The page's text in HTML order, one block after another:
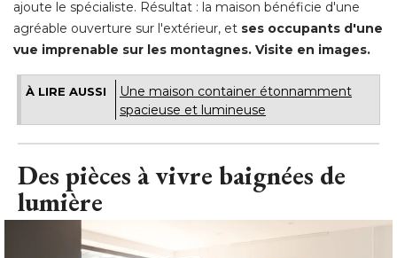
ajoute le spécialiste. Résultat : la maison bénéficie d'une
agréable ouverture sur l'extérieur, et ses occupants d'une
vue imprenable sur les montagnes. Visite en images.
À LIRE AUSSI
Une maison container étonnamment
spacieuse et lumineuse
Des pièces à vivre baignées de
lumière